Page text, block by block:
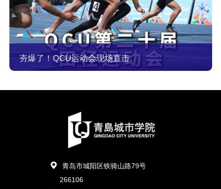
夯爆了！QCU运动会现场直击
青岛市城阳区铁骑山路79号
266106